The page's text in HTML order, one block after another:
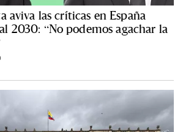
aviva las críticas en España
2030: “No podemos agachar la